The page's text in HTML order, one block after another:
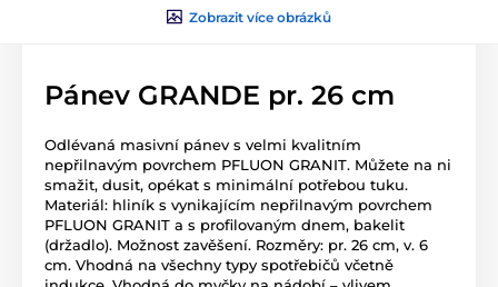
Zobrazit více obrázků
Pánev GRANDE pr. 26 cm
Odlévaná masivní pánev s velmi kvalitním
nepřilnavým povrchem PFLUON GRANIT. Můžete na ni
smažit, dusit, opékat s minimální potřebou tuku.
Materiál: hliník s vynikajícím nepřilnavým povrchem
PFLUON GRANIT a s profilovaným dnem, bakelit
(držadlo). Možnost zavěšení. Rozměry: pr. 26 cm, v. 6
cm. Vhodná na všechny typy spotřebičů včetně